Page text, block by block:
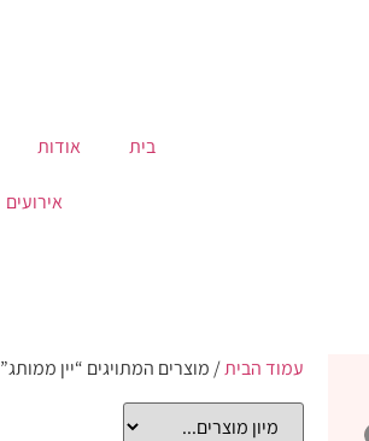
בית אודות
אירועים
עמוד הבית/ מוצרים המתויגים “יין ממותג”